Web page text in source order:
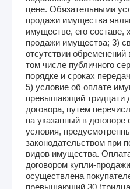
цене. Обязательными
продажи имущества
имуществе, его составе,
продажи имущества; 3)
отсутствии
том числе публичного
порядке и сроках
5) условие об оплате
превышающий тридцати
договора, путем
на указанный в
условия,
законодательством при
видов имущества.
договором купли-
осуществлена
превышающий 30